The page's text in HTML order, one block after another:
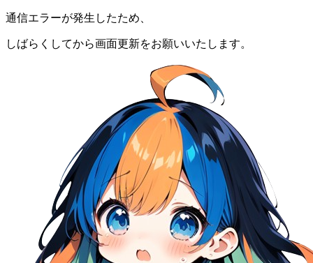
通信エラーが発生したため、
しばらくしてから画面更新をお願いいたします。